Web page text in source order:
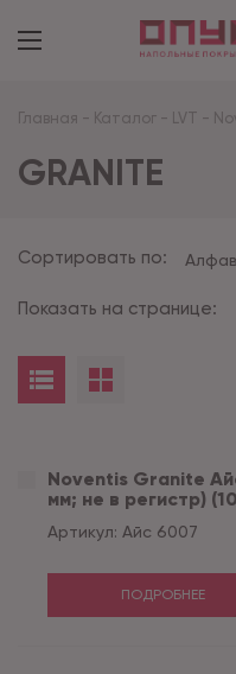
Главная - Каталог - LVT -
GRANITE
Сортировать по:
Показать на странице:
Noventis Granite
мм; не в регистр)
Артикул: Айс 6007
ПОДРОБНЕЕ